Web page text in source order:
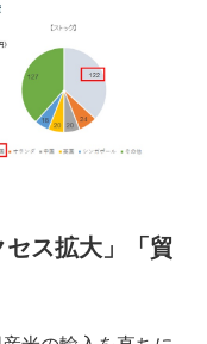
セス拡大」「貿